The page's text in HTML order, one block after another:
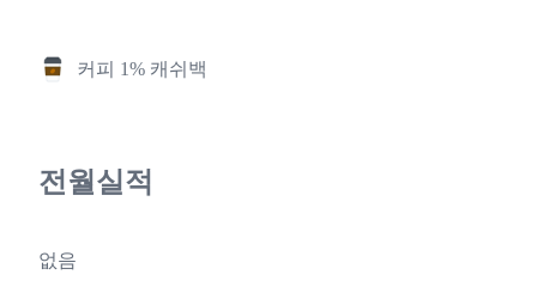
커피 1% 캐쉬백
전월실적
없음